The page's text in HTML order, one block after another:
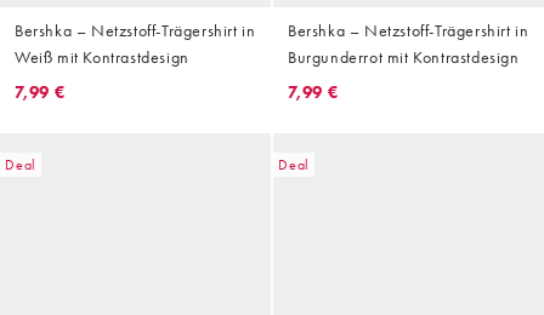
Bershka – Netzstoff-Trägershirt in
Weiß mit Kontrastdesign
7,99 €
Bershka – Netzstoff-Trägershirt in
Burgunderrot mit Kontrastdesign
7,99 €
Deal Deal